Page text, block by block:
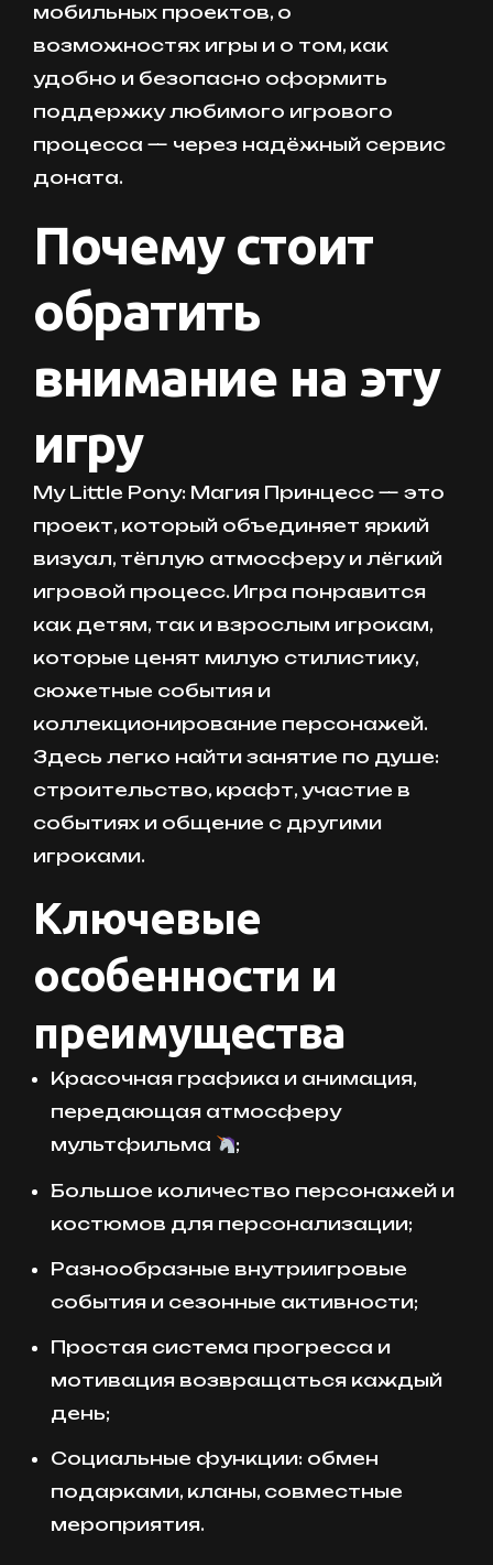
мобильных проектов, о
возможностях игры и о том, как
удобно и безопасно оформить
поддержку любимого игрового
процесса — через надёжный сервис
доната.
Почему стоит
обратить
внимание на эту
игру
My Little Pony: Магия Принцесс — это
проект, который объединяет яркий
визуал, тёплую атмосферу и лёгкий
игровой процесс. Игра понравится
как детям, так и взрослым игрокам,
которые ценят милую стилистику,
сюжетные события и
коллекционирование персонажей.
Здесь легко найти занятие по душе:
строительство, крафт, участие в
событиях и общение с другими
игроками.
Ключевые
особенности и
преимущества
Красочная графика и анимация,
передающая атмосферу
мультфильма
;
Большое количество персонажей и
костюмов для персонализации;
Разнообразные внутриигровые
события и сезонные активности;
Простая система прогресса и
мотивация возвращаться каждый
день;
Социальные функции: обмен
подарками, кланы, совместные
мероприятия.